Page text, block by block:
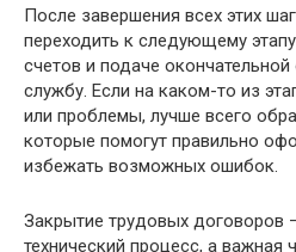
После завершения всех этих
переходить к следующему
счетов и подаче
службу. Если на каком-то из
или проблемы, лучше всего
которые помогут правильно
избежать возможных ошибок.
Закрытие трудовых договоров
технический процесс, а важная